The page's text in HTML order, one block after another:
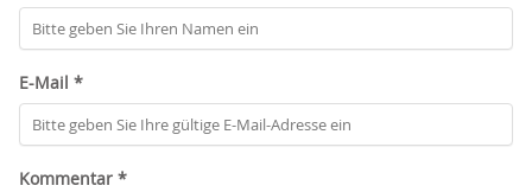
E-Mail *
Kommentar *